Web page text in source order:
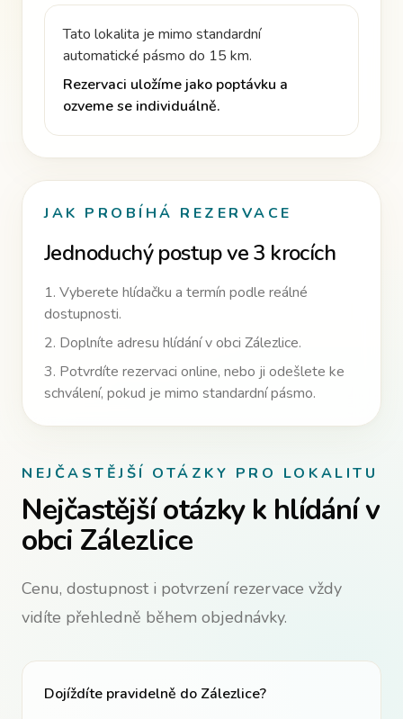
Tato lokalita je mimo standardní
automatické pásmo do 15 km.
Rezervaci uložíme jako poptávku a
ozveme se individuálně.
JAK PROBÍHÁ REZERVACE
Jednoduchý postup ve 3 krocích
1. Vyberete hlídačku a termín podle reálné
dostupnosti.
2. Doplníte adresu hlídání v obci Zálezlice.
3. Potvrdíte rezervaci online, nebo ji odešlete ke
schválení, pokud je mimo standardní pásmo.
NEJČASTĚJŠÍ OTÁZKY PRO LOKALITU
Nejčastější otázky k hlídání v
obci Zálezlice
Cenu, dostupnost i potvrzení rezervace vždy
vidíte přehledně během objednávky.
Dojíždíte pravidelně do Zálezlice?